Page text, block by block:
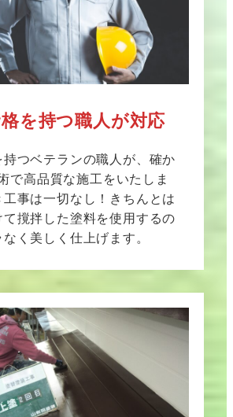
を持つ職人が対応
つベテランの職人が、確か
で高品質な施工をいたしま
事は一切なし！きちんとは
撹拌した塗料を使用するの
く美しく仕上げます。